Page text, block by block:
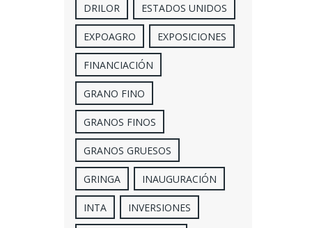
DRILOR ESTADOS UNIDOS
EXPOAGRO EXPOSICIONES
FINANCIACIÓN
GRANO FINO
GRANOS FINOS
GRANOS GRUESOS
GRINGA INAUGURACIÓN
INTA INVERSIONES